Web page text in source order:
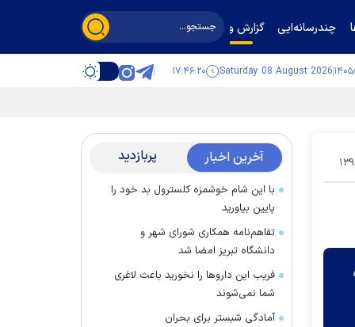
چندرسانه‌ایی گزارش و گفت‌وگو
Saturday 08 August 2026 ۱۷:۴۶:۲۱
۲۸ آخرین اخبار پربازدید
با این شام خوشمزه کلسترول بد خود را
پایین بیاورید
تفاهم‌نامه همکاری شورای شهر و
دانشگاه تبریز امضا شد
فریب این دارو‌ها را نخورید باعث لاغری
شما نمی‌شوند
آمادگی شبستر برای بحران